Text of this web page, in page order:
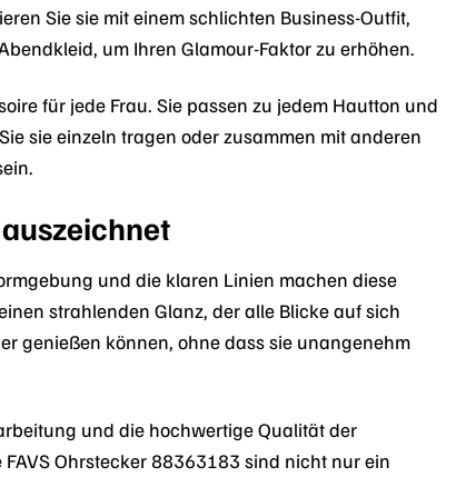
Sie sie mit einem schlichten Business-Outfit,
um Ihren Glamour-Faktor zu erhöhen.
für jede Frau. Sie passen zu jedem Hautton und
sie einzeln tragen oder zusammen mit anderen
und die klaren Linien machen diese
strahlenden Glanz, der alle Blicke auf sich
genießen können, ohne dass sie unangenehm
und die hochwertige Qualität der
Ohrstecker 88363183 sind nicht nur ein